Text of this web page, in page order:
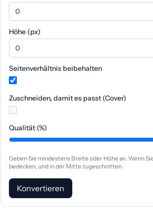
Höhe (px)
Seitenverhältnis beibehalten
Zuschneiden, damit es passt (Cover)
Qualität (%)
Geben Sie mindestens Breite oder Höhe an. Wenn
bedecken, und in der Mitte zugeschnitten.
Konvertieren